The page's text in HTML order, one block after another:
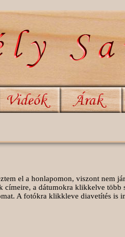
el a honlapomon, viszont nem
címeire, a dátumokra klikkelve
A fotókra klikkleve diavetítés is